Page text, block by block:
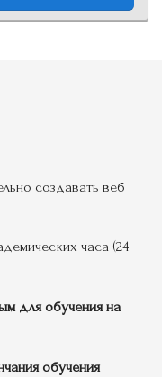
создавать веб
часа (24
для обучения на
обучения